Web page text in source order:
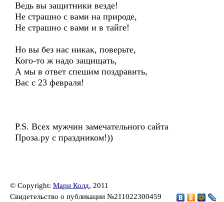
Ведь вы защитники везде!
Не страшно с вами на природе,
Не страшно с вами и в тайге!
Но вы без нас никак, поверьте,
Кого-то ж надо защищать,
А мы в ответ спешим поздравить,
Вас с 23 февраля!
P.S. Всех мужчин замечательного сайта
Проза.ру с праздником!))
© Copyright: Мари Колд, 2011
Свидетельство о публикации №211022300459